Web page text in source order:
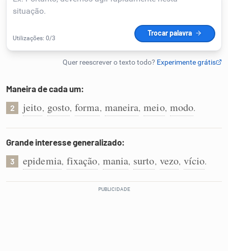
Detector de IA
Humanizador de IA
Cata-letras
Conexões
Caça-palavras
Maneira de cada um:
2 jeito, gosto, forma, maneira, meio, modo.
Grande interesse generalizado:
3 epidemia, fixação, mania, surto, vezo, vício.